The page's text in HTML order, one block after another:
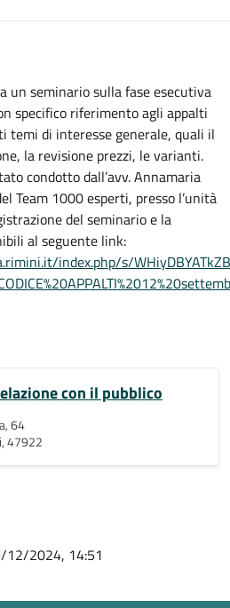
un seminario sulla fase esecutiva
specifico riferimento agli appalti
temi di interesse generale, quali il
la revisione prezzi, le varianti.
condotto dall’avv. Annamaria
Team 1000 esperti, presso l’unità
del seminario e la
al seguente link:
index.php/s/
con il pubblico
64
47922
12/2024, 14:51